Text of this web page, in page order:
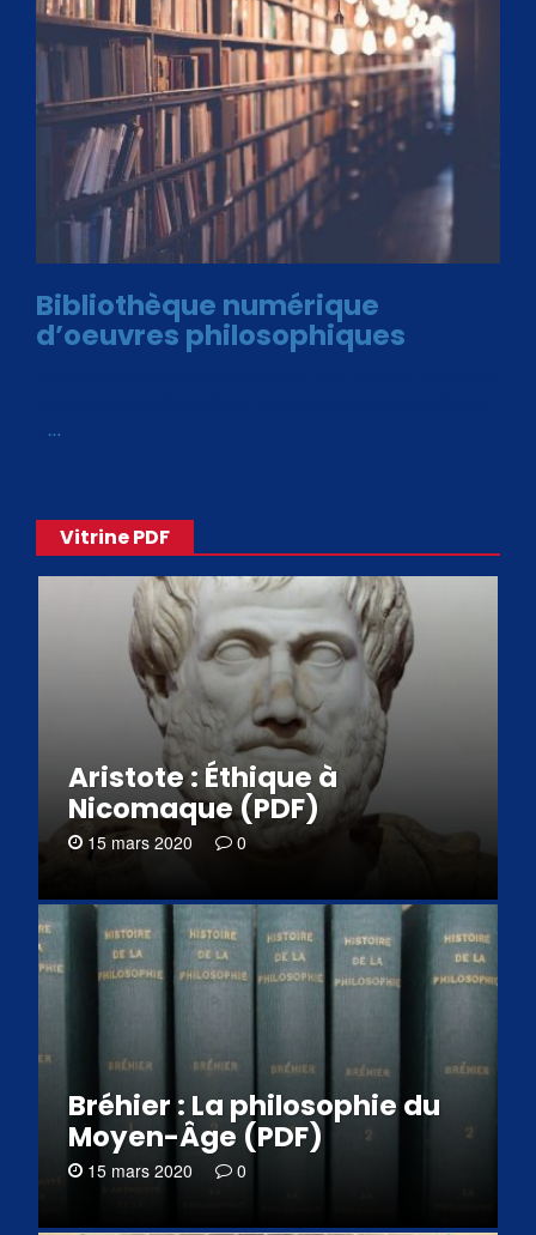
Bibliothèque numérique
d’oeuvres philosophiques
…
Vitrine PDF
Aristote : Éthique à
Nicomaque (PDF)
15 mars 2020 0
Bréhier : La philosophie du
Moyen-Âge (PDF)
15 mars 2020 0